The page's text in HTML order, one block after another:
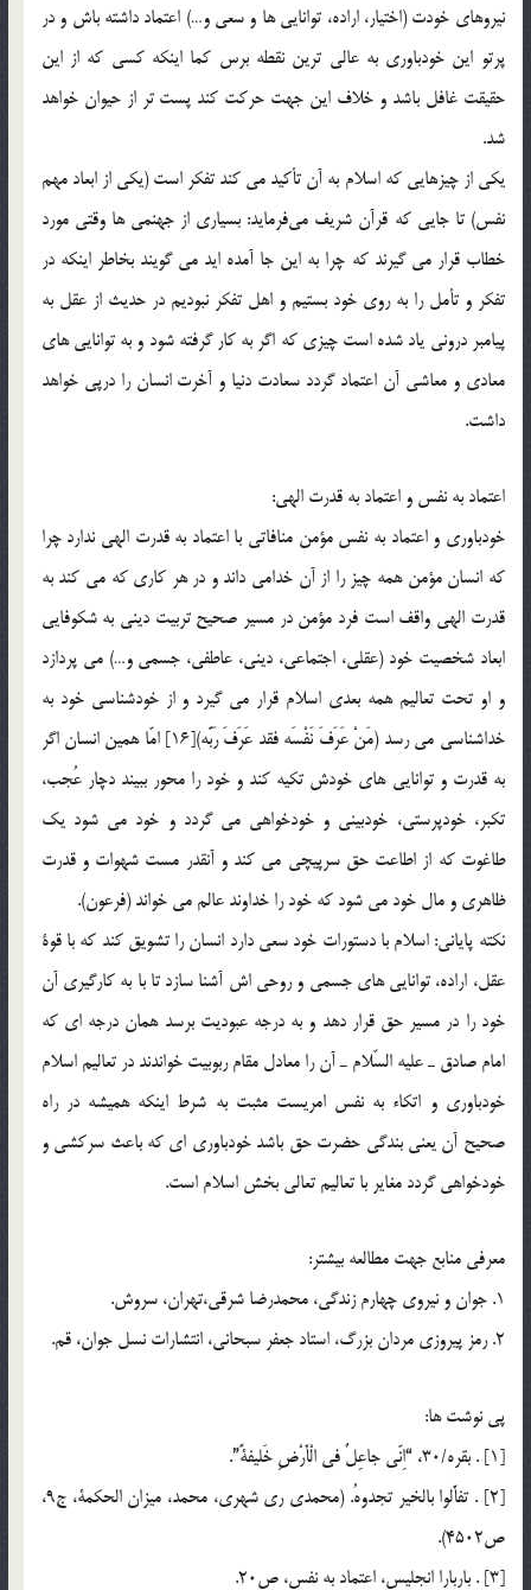
نيروهاي خودت (اختيار، اراده، توانايي ها و سعي و…) اعتماد داشته باش و در
پرتو اين خودباوري به عالي ترين نقطه برس كما اينكه كسي كه از اين
حقيقت غافل باشد و خلاف اين جهت حركت كند پست تر از حيوان خواهد
شد.
يكي از چيزهايي كه اسلام به آن تأكيد مي كند تفكر است (يكي از ابعاد مهم
نفس) تا جايي كه قرآن شريف مي‌فرمايد: بسياري از جهنمي ها وقتي مورد
خطاب قرار مي گيرند كه چرا به اين جا آمده ايد مي گويند بخاطر اينكه در
تفكر و تأمل را به روي خود بستيم و اهل تفكر نبوديم در حديث از عقل به
پيامبر دروني ياد شده است چيزي كه اگر به كار گرفته شود و به توانايي هاي
معادي و معاشي آن اعتماد گردد سعادت دنيا و آخرت انسان را درپي خواهد
داشت.
اعتماد به نفس و اعتماد به قدرت الهي:
خودباوري و اعتماد به نفس مؤمن منافاتي با اعتماد به قدرت الهي ندارد چرا
كه انسان مؤمن همه چيز را از آن خدامي داند و در هر كاري كه مي كند به
قدرت الهي واقف است فرد مؤمن در مسير صحيح تربيت ديني به شكوفايي
ابعاد شخصيت خود (عقلي، اجتماعي، ديني، عاطفي، جسمي و…) مي پردازد
و او تحت تعاليم همه بعدي اسلام قرار مي گيرد و از خودشناسي خود به
خداشناسي مي رسد (مَنْ عَرَفَ نَفْسَه فقد عَرَفَ رَبَّه)[16] امّا همين انسان اگر
به قدرت و توانايي هاي خودش تكيه كند و خود را محور ببيند دچار عُجب،
تكبر، خودپرستي، خودبيني و خودخواهي مي گردد و خود مي شود يك
طاغوت كه از اطاعت حق سرپيچي مي كند و آنقدر مست شهوات و قدرت
ظاهري و مال خود مي شود كه خود را خداوند عالم مي خواند (فرعون).
نكته پاياني: اسلام با دستورات خود سعي دارد انسان را تشويق كند كه با قوة
عقل، اراده، توانايي هاي جسمي و روحي اش آشنا سازد تا با به كارگيري آن
خود را در مسير حق قرار دهد و به درجه عبوديت برسد همان درجه اي كه
امام صادق ـ عليه السّلام ـ آن را معادل مقام ربوبيت خواندند در تعاليم اسلام
خودباوري و اتكاء به نفس امريست مثبت به شرط اينكه هميشه در راه
صحيح آن يعني بندگي حضرت حق باشد خودباوري اي كه باعث سركشي و
خودخواهي گردد مغاير با تعاليم تعالي بخش اسلام است.
معرفي منابع جهت مطالعه بيشتر:
1. جوان و نيروي چهارم زندگي، محمدرضا شرقي،‌تهران، سروش.
2. رمز پيروزي مردان بزرگ، استاد جعفر سبحاني، انتشارات نسل جوان، قم.
پي نوشت ها:
[1] . بقره/30، “اِنّي جاعِلٌ في الْأَرْضِ خَليفةً”.
[2] . تفأّلوا بالخير تجدوهُ. (محمدي ري شهري، محمد، ميزان الحكمة، ج9،
ص4502).
[3] . باربارا انجليس، اعتماد به نفس، ص20.